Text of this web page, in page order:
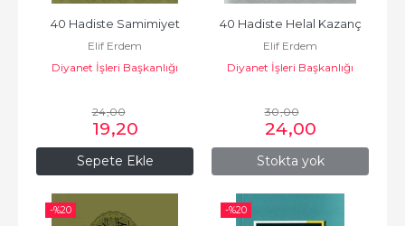
Sepete Ekle
40 Hadiste Samimiyet
Elif Erdem
Diyanet İşleri Başkanlığı
24,00
19,20
Stokta yok
40 Hadiste Helal Kazanç
Elif Erdem
Diyanet İşleri Başkanlığı
30,00
24,00
-%20 -%20